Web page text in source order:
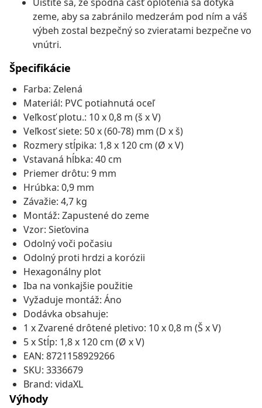
zeme, aby sa zabránilo medzerám pod ním a váš
výbeh zostal bezpečný so zvieratami bezpečne vo
vnútri.
Špecifikácie
Farba: Zelená
Materiál: PVC potiahnutá oceľ
Veľkosť plotu.: 10 x 0,8 m (š x V)
Veľkosť siete: 50 x (60-78) mm (D x š)
Rozmery stĺpika: 1,8 x 120 cm (Ø x V)
Vstavaná hĺbka: 40 cm
Priemer drôtu: 9 mm
Hrúbka: 0,9 mm
Závažie: 4,7 kg
Montáž: Zapustené do zeme
Vzor: Sieťovina
Odolný voči počasiu
Odolný proti hrdzi a korózii
Hexagonálny plot
Iba na vonkajšie použitie
Vyžaduje montáž: Áno
Dodávka obsahuje:
1 x Zvarené drôtené pletivo: 10 x 0,8 m (Š x V)
5 x Stĺp: 1,8 x 120 cm (Ø x V)
EAN: 8721158929266
SKU: 3336679
Brand: vidaXL
Výhody